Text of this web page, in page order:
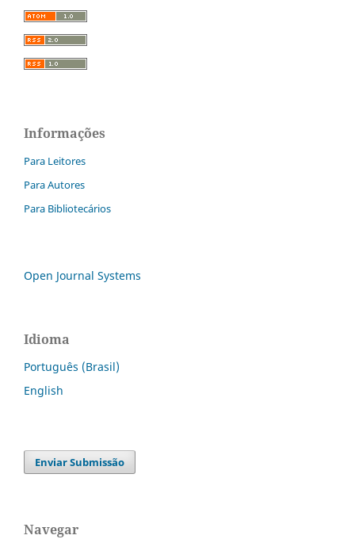
Informações
Para Leitores
Para Autores
Para Bibliotecários
Open Journal Systems
Idioma
Português (Brasil)
English
Enviar Submissão
Navegar